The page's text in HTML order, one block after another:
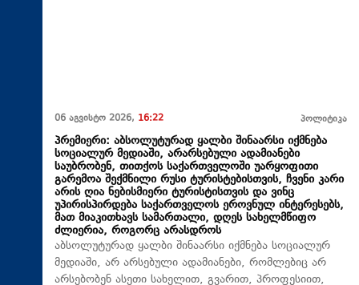
06 აგვისტო 2026, 16:22 პოლიტიკა
პრემიერი: აბსოლუტურად ყალბი შინაარსი იქმნება
სოციალურ მედიაში, არარსებული ადამიანები
საუბრობენ, თითქოს საქართველოში უარყოფითი
გარემოა შექმნილი რუსი ტურისტებისთვის, ჩვენი კარი
არის ღია ნებისმიერი ტურისტისთვის და ვინც
უპირისპირდება საქართველოს ეროვნულ ინტერესებს,
მათ მიაკითხავს სამართალი, დღეს სახელმწიფო
ძლიერია, როგორც არასდროს
აბსოლუტურად ყალბი შინაარსი იქმნება სოციალურ
მედიაში, არ არსებული ადამიანები, რომლებიც არ
არსებობენ ასეთი სახელით, გვარით, პროფესიით,